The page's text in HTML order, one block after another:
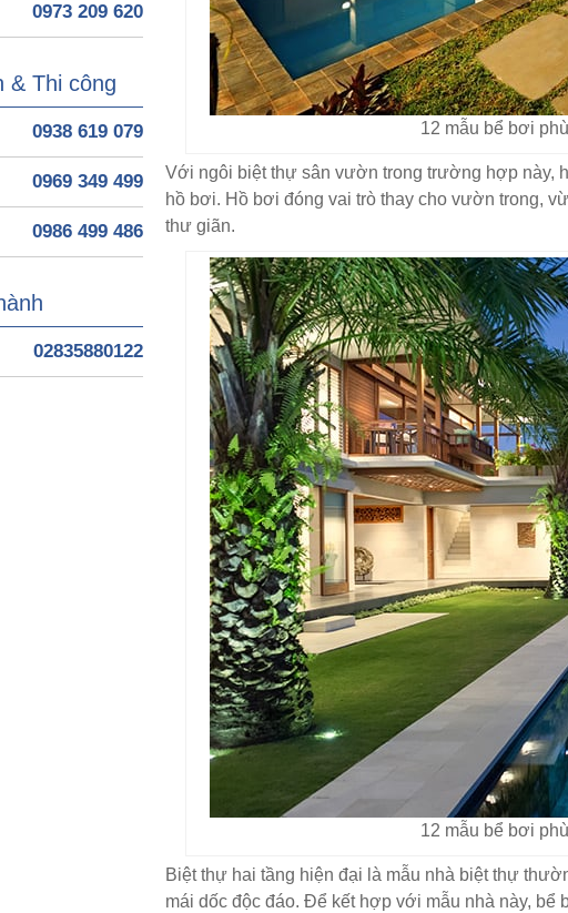
0973 209 620
& Thi công
0938 619 079
0969 349 499
0986 499 486
02835880122
12 mẫu bể bơi
Với ngôi biệt thự sân vườn trong trường hợp này,
hồ bơi. Hồ bơi đóng vai trò thay cho vườn trong,
thư giãn.
12 mẫu bể bơi
Biệt thự hai tầng hiện đại là mẫu nhà biệt thự
mái dốc độc đáo. Để kết hợp với mẫu nhà này,